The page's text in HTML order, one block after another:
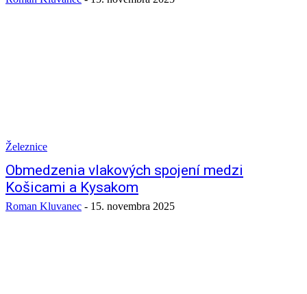
Železnice
Obmedzenia vlakových spojení medzi
Košicami a Kysakom
Roman Kluvanec - 15. novembra 2025